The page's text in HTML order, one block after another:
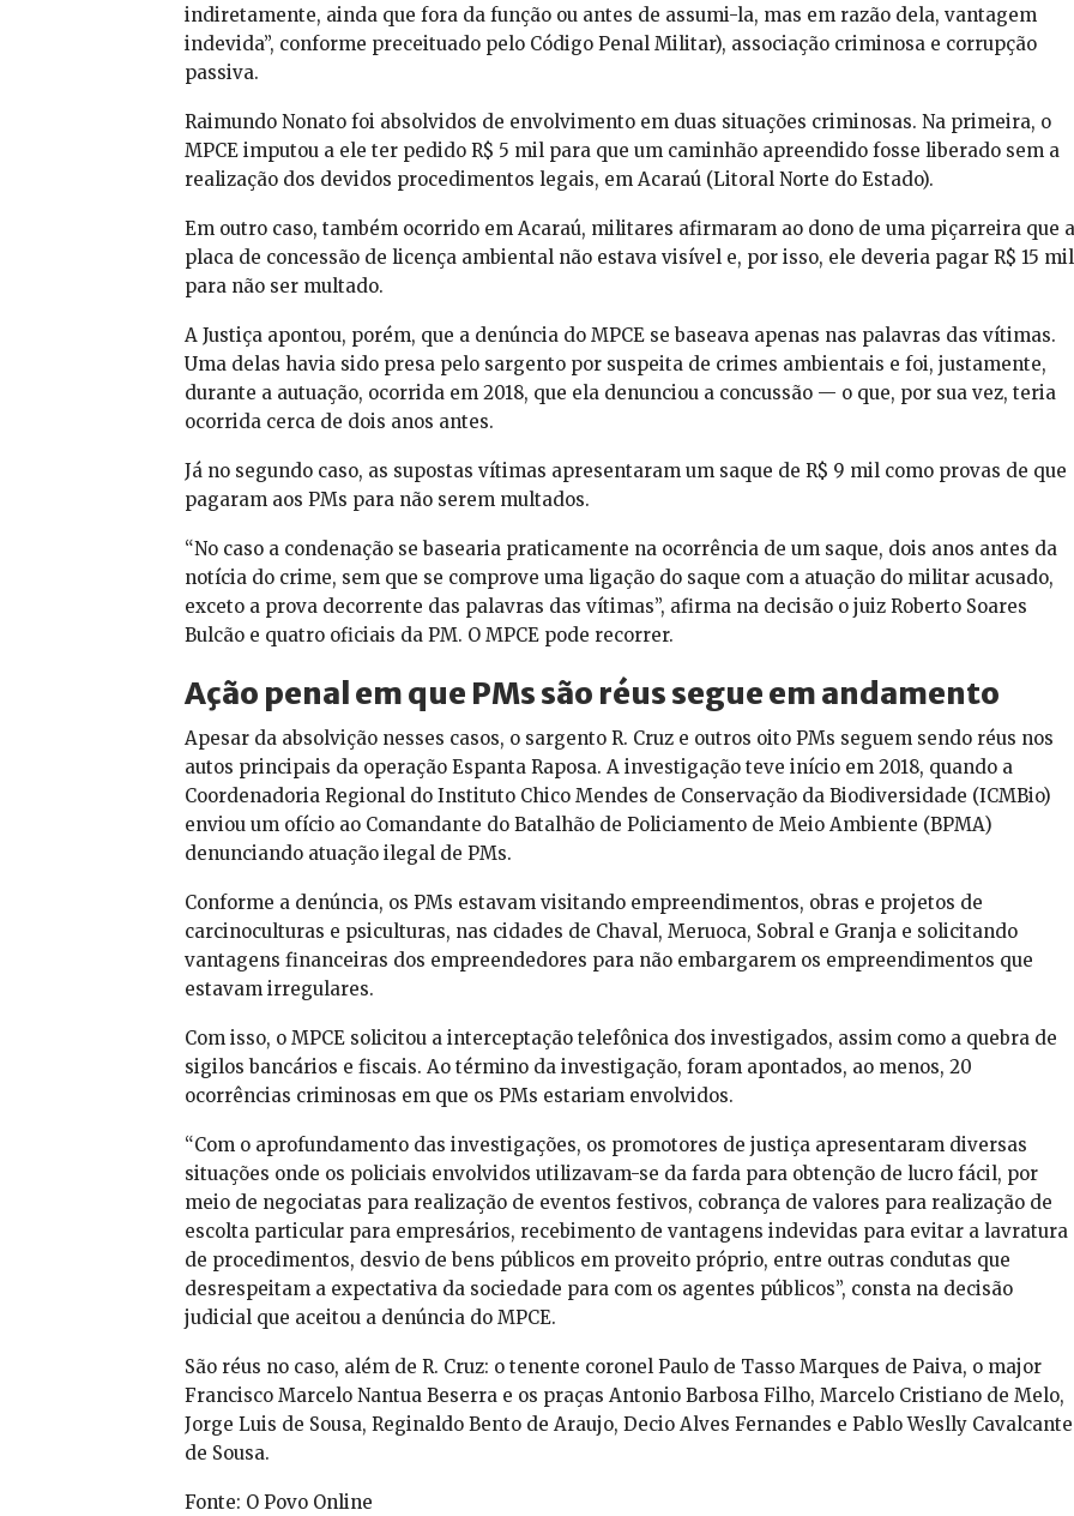
indiretamente, ainda que fora da função ou antes de assumi-la, mas em razão dela, vantagem
indevida”, conforme preceituado pelo Código Penal Militar), associação criminosa e corrupção
passiva.
Raimundo Nonato foi absolvidos de envolvimento em duas situações criminosas. Na primeira, o
MPCE imputou a ele ter pedido R$ 5 mil para que um caminhão apreendido fosse liberado sem a
realização dos devidos procedimentos legais, em Acaraú (Litoral Norte do Estado).
Em outro caso, também ocorrido em Acaraú, militares afirmaram ao dono de uma piçarreira que a
placa de concessão de licença ambiental não estava visível e, por isso, ele deveria pagar R$ 15 mil
para não ser multado.
A Justiça apontou, porém, que a denúncia do MPCE se baseava apenas nas palavras das vítimas.
Uma delas havia sido presa pelo sargento por suspeita de crimes ambientais e foi, justamente,
durante a autuação, ocorrida em 2018, que ela denunciou a concussão — o que, por sua vez, teria
ocorrida cerca de dois anos antes.
Já no segundo caso, as supostas vítimas apresentaram um saque de R$ 9 mil como provas de que
pagaram aos PMs para não serem multados.
“No caso a condenação se basearia praticamente na ocorrência de um saque, dois anos antes da
notícia do crime, sem que se comprove uma ligação do saque com a atuação do militar acusado,
exceto a prova decorrente das palavras das vítimas”, afirma na decisão o juiz Roberto Soares
Bulcão e quatro oficiais da PM. O MPCE pode recorrer.
Ação penal em que PMs são réus segue em andamento
Apesar da absolvição nesses casos, o sargento R. Cruz e outros oito PMs seguem sendo réus nos
autos principais da operação Espanta Raposa. A investigação teve início em 2018, quando a
Coordenadoria Regional do Instituto Chico Mendes de Conservação da Biodiversidade (ICMBio)
enviou um ofício ao Comandante do Batalhão de Policiamento de Meio Ambiente (BPMA)
denunciando atuação ilegal de PMs.
Conforme a denúncia, os PMs estavam visitando empreendimentos, obras e projetos de
carcinoculturas e psiculturas, nas cidades de Chaval, Meruoca, Sobral e Granja e solicitando
vantagens financeiras dos empreendedores para não embargarem os empreendimentos que
estavam irregulares.
Com isso, o MPCE solicitou a interceptação telefônica dos investigados, assim como a quebra de
sigilos bancários e fiscais. Ao término da investigação, foram apontados, ao menos, 20
ocorrências criminosas em que os PMs estariam envolvidos.
“Com o aprofundamento das investigações, os promotores de justiça apresentaram diversas
situações onde os policiais envolvidos utilizavam-se da farda para obtenção de lucro fácil, por
meio de negociatas para realização de eventos festivos, cobrança de valores para realização de
escolta particular para empresários, recebimento de vantagens indevidas para evitar a lavratura
de procedimentos, desvio de bens públicos em proveito próprio, entre outras condutas que
desrespeitam a expectativa da sociedade para com os agentes públicos”, consta na decisão
judicial que aceitou a denúncia do MPCE.
São réus no caso, além de R. Cruz: o tenente coronel Paulo de Tasso Marques de Paiva, o major
Francisco Marcelo Nantua Beserra e os praças Antonio Barbosa Filho, Marcelo Cristiano de Melo,
Jorge Luis de Sousa, Reginaldo Bento de Araujo, Decio Alves Fernandes e Pablo Weslly Cavalcante
de Sousa.
Fonte: O Povo Online